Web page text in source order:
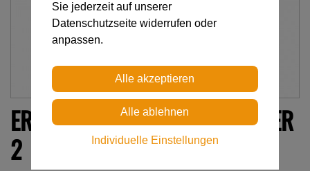
ERSATZCLIP FÜR BELAY MASTER
2
Sie jederzeit auf unserer
Datenschutzseite widerrufen oder
anpassen.
Individuelle Einstellungen